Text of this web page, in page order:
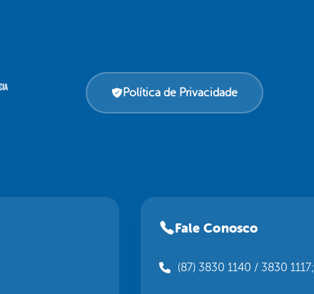
Política de Privacidade
Fale Conosco
(87) 3830 1140 / 3830 1117;